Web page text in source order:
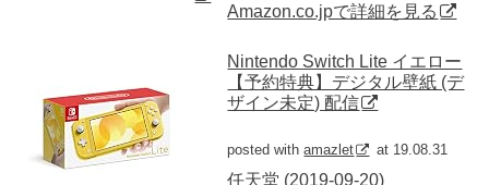
Amazon.co.jpで詳細を見る
Nintendo Switch Lite イエロー
【予約特典】デジタル壁紙 (デ
ザイン未定) 配信
posted withamazlet at 19.08.31
任天堂 (2019-09-20)